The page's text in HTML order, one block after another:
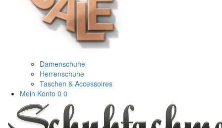
Damenschuhe
Herrenschuhe
Taschen & Accessoires
Mein Konto 0 0